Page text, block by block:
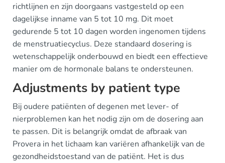
richtlijnen en zijn doorgaans vastgesteld op een
dagelijkse inname van 5 tot 10 mg. Dit moet
gedurende 5 tot 10 dagen worden ingenomen tijdens
de menstruatiecyclus. Deze standaard dosering is
wetenschappelijk onderbouwd en biedt een effectieve
manier om de hormonale balans te ondersteunen.
Adjustments by patient type
Bij oudere patiënten of degenen met lever- of
nierproblemen kan het nodig zijn om de dosering aan
te passen. Dit is belangrijk omdat de afbraak van
Provera in het lichaam kan variëren afhankelijk van de
gezondheidstoestand van de patiënt. Het is dus